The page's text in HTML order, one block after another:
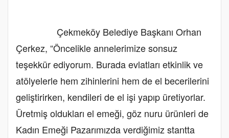
Çekmeköy Belediye Başkanı Orhan
Çerkez, “Öncelikle annelerimize sonsuz
teşekkür ediyorum. Burada evlatları etkinlik ve
atölyelerle hem zihinlerini hem de el becerilerini
geliştirirken, kendileri de el işi yapıp üretiyorlar.
Üretmiş oldukları el emeği, göz nuru ürünleri de
Kadın Emeği Pazarımızda verdiğimiz stantta